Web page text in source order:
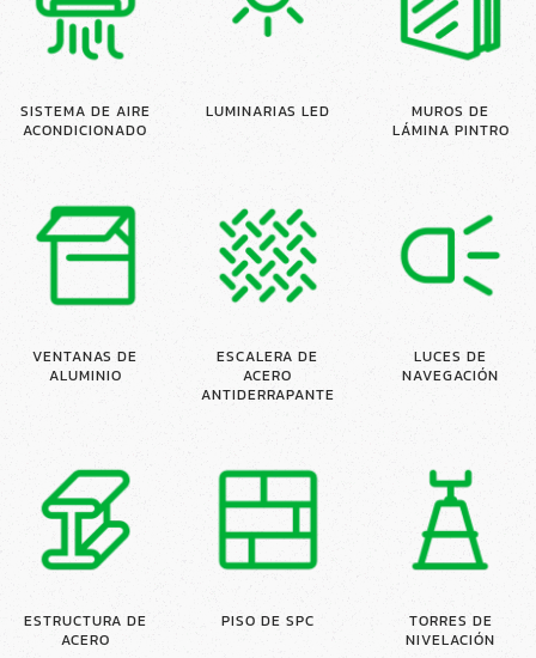
SISTEMA DE AIRE
ACONDICIONADO
LUMINARIAS LED
MUROS DE
LÁMINA PINTRO
VENTANAS DE
ALUMINIO
ESCALERA DE
ACERO
ANTIDERRAPANTE
LUCES DE
NAVEGACIÓN
ESTRUCTURA DE
ACERO
PISO DE SPC
TORRES DE
NIVELACIÓN